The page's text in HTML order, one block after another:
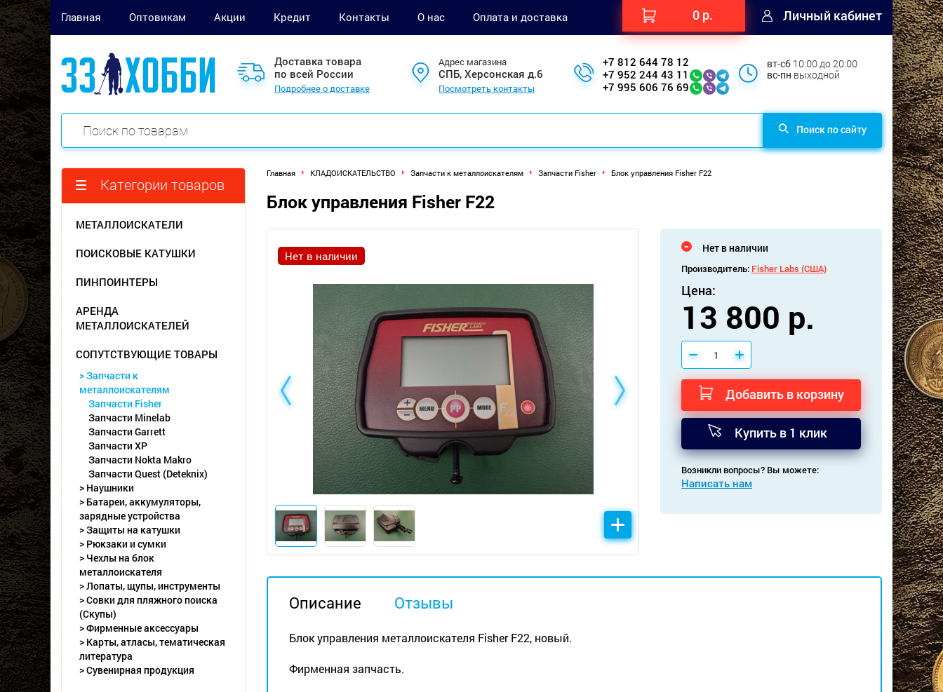
Главная Оптовикам Акции Кредит Контакты О нас Оплата и доставка 0 р. Личный кабинет
Доставка товара
по всей России
Подробнее о доставке
Адрес магазина
СПБ, Херсонская д.6
Посмотреть контакты
+7 812 644 78 12
+7 952 244 43 11
+7 995 606 76 69
вт-сб 10:00 до 20:00
вс-пн выходной
Поиск по сайту
Категории товаров
МЕТАЛЛОИСКАТЕЛИ
ПОИСКОВЫЕ КАТУШКИ
ПИНПОИНТЕРЫ
АРЕНДА
МЕТАЛЛОИСКАТЕЛЕЙ
СОПУТСТВУЮЩИЕ ТОВАРЫ
> Запчасти к
металлоискателям
Запчасти Fisher
Запчасти Minelab
Запчасти Garrett
Запчасти XP
Запчасти Nokta Makro
Запчасти Quest (Deteknix)
> Наушники
> Батареи, аккумуляторы,
зарядные устройства
> Защиты на катушки
> Рюкзаки и сумки
> Чехлы на блок
металлоискателя
> Лопаты, щупы, инструменты
> Совки для пляжного поиска
(Скупы)
> Фирменные аксессуары
> Карты, атласы, тематическая
литература
> Сувенирная продукция
Главная КЛАДОИСКАТЕЛЬСТВО Запчасти к металлоискателям Запчасти Fisher Блок управления Fisher F22
Блок управления Fisher F22
Нет в наличии
Нет в наличии
Производитель: Fisher Labs (США)
Цена:
13 800 р.
Добавить в корзину
Купить в 1 клик
Возникли вопросы? Вы можете:
Написать нам
Описание Отзывы
Блок управления металлоискателя Fisher F22, новый.
Фирменная запчасть.